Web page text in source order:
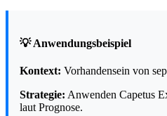
💡 Anwendungsbeispiel
Kontext: Vorhandensein von
Strategie: Anwenden Capetus
laut Prognose.